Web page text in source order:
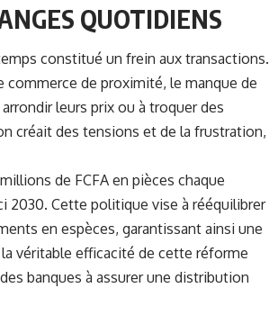
QUOTIDIENS
constitué un frein aux transactions.
de proximité, le manque de
leurs prix ou à troquer des
créait des tensions et de la frustration,
de FCFA en pièces chaque
2030. Cette politique vise à rééquilibrer
en espèces, garantissant ainsi une
véritable efficacité de cette réforme
banques à assurer une distribution